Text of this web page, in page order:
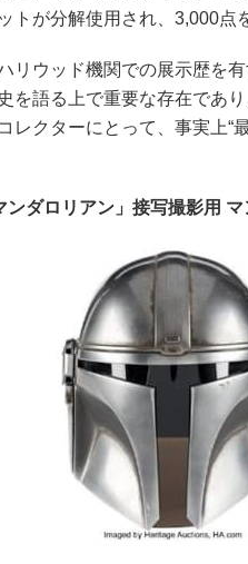
トが分解使用され、3,000点
リウッド機関での展示歴を
を語る上で重要な存在であ
レクターにとって、事実上“
ンダロリアン」接写撮影用